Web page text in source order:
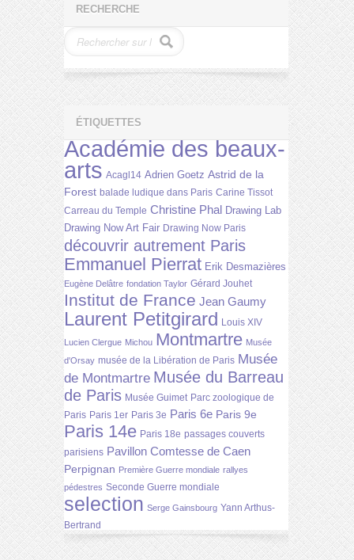
RECHERCHE
ÉTIQUETTES
Académie des beaux-
arts Acagl14 Adrien Goetz Astrid de la
Forest balade ludique dans Paris Carine Tissot
Carreau du Temple Christine Phal Drawing Lab
Drawing Now Art Fair Drawing Now Paris
découvrir autrement Paris
Emmanuel Pierrat Erik Desmazières
Eugène Delâtre fondation Taylor Gérard Jouhet
Institut de France Jean Gaumy
Laurent Petitgirard Louis XIV
Lucien Clergue Michou Montmartre Musée
d'Orsay musée de la Libération de Paris Musée
de Montmartre Musée du Barreau
de Paris Musée Guimet Parc zoologique de
Paris Paris 1er Paris 3e Paris 6e Paris 9e
Paris 14e Paris 18e passages couverts
parisiens Pavillon Comtesse de Caen
Perpignan Première Guerre mondiale rallyes
pédestres Seconde Guerre mondiale
selection Serge Gainsbourg Yann Arthus-
Bertrand